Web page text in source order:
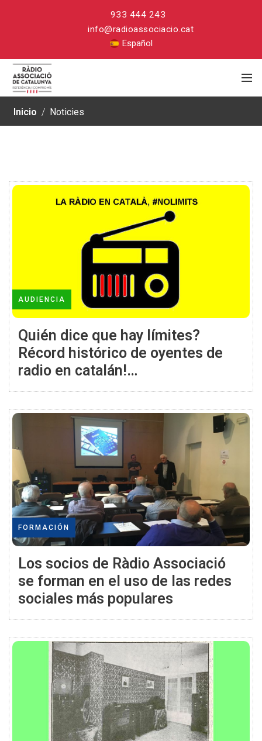
933 444 243
info@radioassociacio.cat
Español
Inicio / Noticies
AUDIENCIA
Quién dice que hay límites?
Récord histórico de oyentes de
radio en catalán!
ESPECTACULAR!!!!
FORMACIÓN
Los socios de Ràdio Associació
se forman en el uso de las redes
sociales más populares